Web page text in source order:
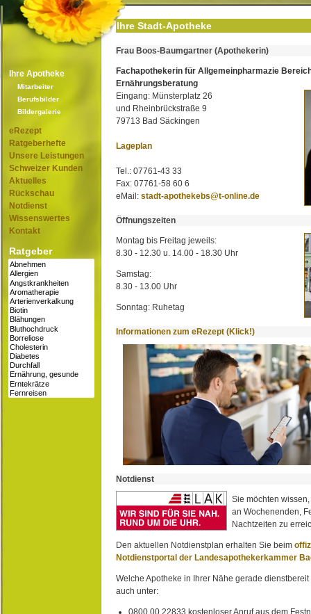
Ihre Apotheke
Mitarbeiter
Berufsbilder
Bildergalerie
eRezept
Ratgeberhefte
Unsere Leistungen
Schweizer Kunden
Aktuelles
Rückschau
Notdienst
Wissenswertes
Kontakt
Ratgeber
Ihre Stadt-Apotheke
Frau Boos-Baumgartner (Apothekerin)
Fachapothekerin für Allgemeinpharmazie
Ernährungsberatung
Eingang: Münsterplatz 26
und Rheinbrückstraße 9
79713 Bad Säckingen
Lageplan
Tel.: 07761-43 33
Fax: 07761-58 60 6
eMail: stadt-apothekebs@t-online.de
Öffnungszeiten
Montag bis Freitag jeweils:
8.30 - 12.30 u. 14.00 - 18.30 Uhr
Samstag:
8.30 - 13.00 Uhr
Sonntag: Ruhetag
Informationen zum eRezept (Klick!)
Notdienst
Sie möchten
an Wochenenden,
Nachtzeiten zu
Den aktuellen Notdienstplan erhalten Sie beim
Notdienstportal der Landesapothekerkammer
Welche Apotheke in Ihrer Nähe gerade
auch unter:
0800 00 22833 kostenloser Anruf aus dem